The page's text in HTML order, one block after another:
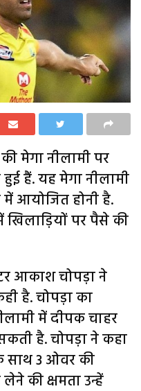
मेगा नीलामी पर
हैं. यह मेगा नीलामी
आयोजित होनी है.
खिलाड़ियों पर पैसे की
आकाश चोपड़ा ने
है. चोपड़ा का
में दीपक चाहर
है. चोपड़ा ने कहा
साथ 3 ओवर की
की क्षमता उन्हें